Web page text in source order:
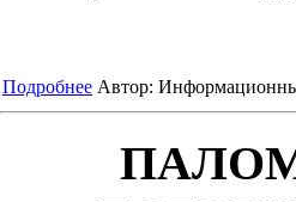
Подробнее Автор: